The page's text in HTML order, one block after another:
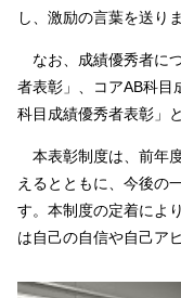
し、激励の言葉を送り
なお、成績優秀者に
者表彰」、コアAB科目
科目成績優秀者表彰」
本表彰制度は、前年
えるとともに、今後の
す。本制度の定着によ
は自己の自信や自己ア